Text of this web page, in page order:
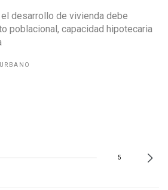
desarrollo de vivienda debe
poblacional, capacidad hipotecaria
5